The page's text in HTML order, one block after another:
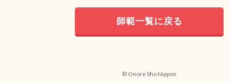
師範一覧に戻る
© Onore Sho Nippon